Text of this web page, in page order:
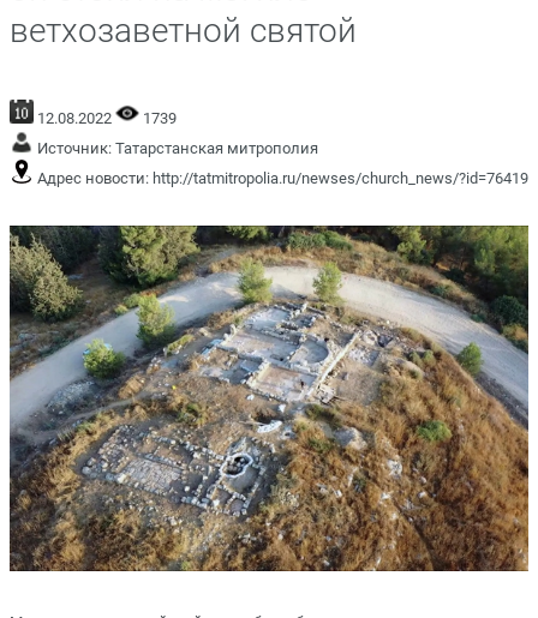
ветхозаветной святой
12.08.2022
1739
Источник: Татарстанская митрополия
Адрес новости: http://tatmitropolia.ru/newses/church_news/?id=76419